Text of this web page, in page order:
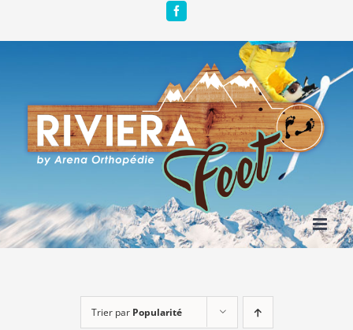
Facebook
Trier par Popularité